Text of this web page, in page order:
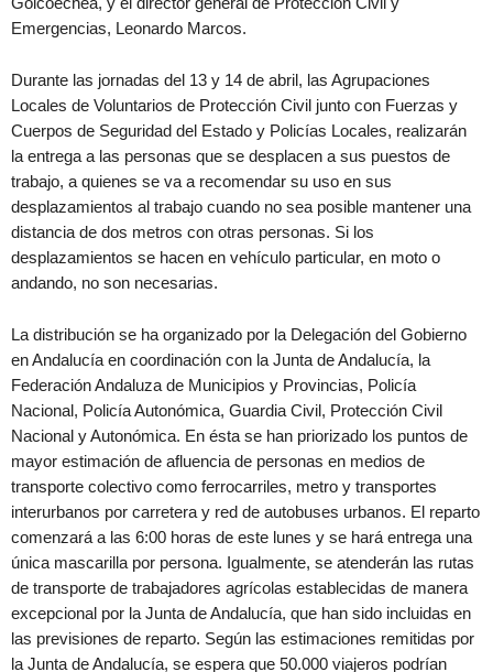
Emergencias, Leonardo Marcos.
Durante las jornadas del 13 y 14 de abril, las Agrupaciones
Locales de Voluntarios de Protección Civil junto con Fuerzas y
Cuerpos de Seguridad del Estado y Policías Locales, realizarán
la entrega a las personas que se desplacen a sus puestos de
trabajo, a quienes se va a recomendar su uso en sus
desplazamientos al trabajo cuando no sea posible mantener una
distancia de dos metros con otras personas. Si los
desplazamientos se hacen en vehículo particular, en moto o
andando, no son necesarias.
La distribución se ha organizado por la Delegación del Gobierno
en Andalucía en coordinación con la Junta de Andalucía, la
Federación Andaluza de Municipios y Provincias, Policía
Nacional, Policía Autonómica, Guardia Civil, Protección Civil
Nacional y Autonómica. En ésta se han priorizado los puntos de
mayor estimación de afluencia de personas en medios de
transporte colectivo como ferrocarriles, metro y transportes
interurbanos por carretera y red de autobuses urbanos. El reparto
comenzará a las 6:00 horas de este lunes y se hará entrega una
única mascarilla por persona. Igualmente, se atenderán las rutas
de transporte de trabajadores agrícolas establecidas de manera
excepcional por la Junta de Andalucía, que han sido incluidas en
las previsiones de reparto. Según las estimaciones remitidas por
la Junta de Andalucía, se espera que 50.000 viajeros podrían